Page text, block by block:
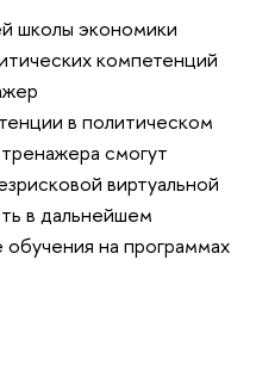
школы экономики
компетенций
в политическом
смогут
виртуальной
в дальнейшем
на программах